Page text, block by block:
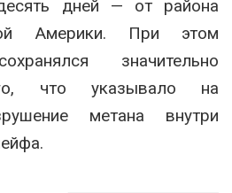
дней — от района
Америки. При этом
значительно
что указывало на
метана внутри